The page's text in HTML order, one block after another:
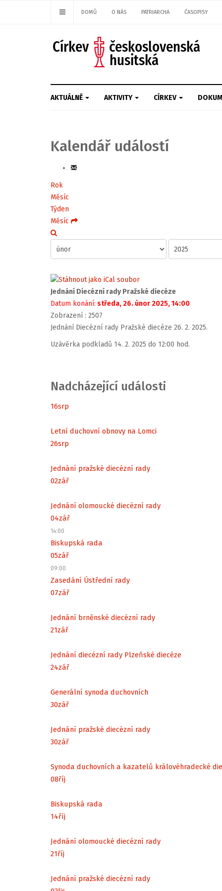
DOMŮ O NÁS PATRIARCHA ČASOPISY
AKTUÁLNĚ AKTIVITY CÍRKEV
Kalendář událostí
Rok
Měsíc
Týden
Měsíc
Jednání Diecézní rady Pražské diecéze
Datum konání: středa, 26. únor 2025, 14:00
Zobrazení : 2507
Jednání Diecézní rady Pražské diecéze 26. 2. 2025.
Uzávěrka podkladů 14. 2. 2025 do 12:00 hod.
Nadcházející události
16srp
Letní duchovní obnovy na Lomci
26srp
Jednání pražské diecézní rady
02zář
Jednání olomoucké diecézní rady
04zář
14:00
Biskupská rada
05zář
09:00
Zasedání Ústřední rady
07zář
Jednání brněnské diecézní rady
21zář
Jednání diecézní rady Plzeňské diecéze
24zář
Generální synoda duchovních
30zář
Jednání pražské diecézní rady
30zář
Synoda duchovních a kazatelů královéhradecké
08říj
Biskupská rada
14říj
Jednání olomoucké diecézní rady
21říj
Jednání pražské diecézní rady